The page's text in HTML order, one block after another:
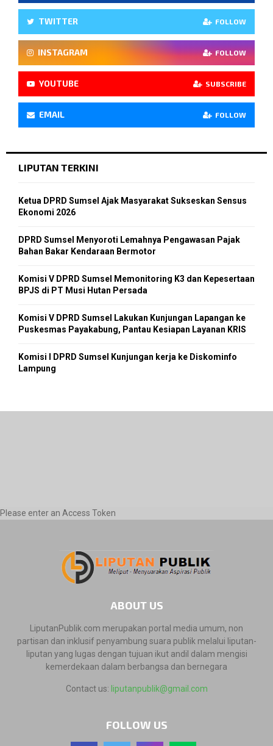
TWITTER FOLLOW
INSTAGRAM FOLLOW
YOUTUBE SUBSCRIBE
EMAIL FOLLOW
LIPUTAN TERKINI
Ketua DPRD Sumsel Ajak Masyarakat Sukseskan Sensus
Ekonomi 2026
DPRD Sumsel Menyoroti Lemahnya Pengawasan Pajak
Bahan Bakar Kendaraan Bermotor
Komisi V DPRD Sumsel Memonitoring K3 dan Kepesertaan
BPJS di PT Musi Hutan Persada
Komisi V DPRD Sumsel Lakukan Kunjungan Lapangan ke
Puskesmas Payakabung, Pantau Kesiapan Layanan KRIS
Komisi I DPRD Sumsel Kunjungan kerja ke Diskominfo
Lampung
Please enter an Access Token
ABOUT US
LiputanPublik.com merupakan portal media umum, non
partisan dan inklusif penyambung suara publik melalui liputan-
liputan yang lugas dengan tujuan ikut andil dalam mengisi
kemerdekaan dalam berbangsa dan bernegara
Contact us: liputanpublik@gmail.com
FOLLOW US